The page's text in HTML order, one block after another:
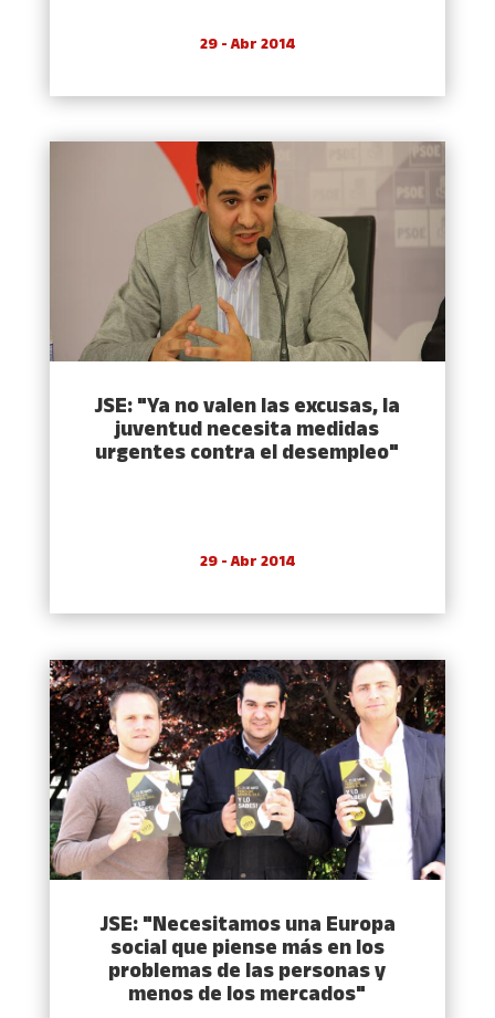
29 - Abr 2014
JSE: "Ya no valen las excusas, la
juventud necesita medidas
urgentes contra el desempleo"
29 - Abr 2014
JSE: "Necesitamos una Europa
social que piense más en los
problemas de las personas y
menos de los mercados"